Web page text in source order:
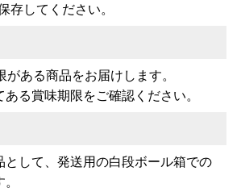
存してください。
がある商品をお届けします。
る賞味期限をご確認ください。
として、発送用の白段ボール箱での